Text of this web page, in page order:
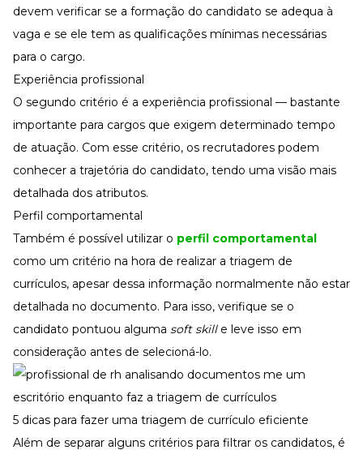
devem verificar se a formação do candidato se adequa à
vaga e se ele tem as qualificações mínimas necessárias
para o cargo.
Experiência profissional
O segundo critério é a experiência profissional — bastante
importante para cargos que exigem determinado tempo
de atuação. Com esse critério, os recrutadores podem
conhecer a trajetória do candidato, tendo uma visão mais
detalhada dos atributos.
Perfil comportamental
Também é possível utilizar o perfil comportamental
como um critério na hora de realizar a triagem de
currículos, apesar dessa informação normalmente não estar
detalhada no documento. Para isso, verifique se o
candidato pontuou alguma soft skille leve isso em
consideração antes de selecioná-lo.
5 dicas para fazer uma triagem de currículo eficiente
Além de separar alguns critérios para filtrar os candidatos, é